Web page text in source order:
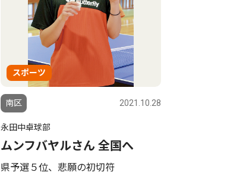
スポーツ
南区 2021.10.28
永田中卓球部
ムンフバヤルさん 全国へ
県予選５位、悲願の初切符